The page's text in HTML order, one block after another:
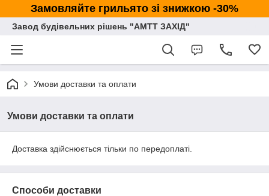
Замовляйте грильято зі знижкою -30%
Завод будівельних рішень "АМТТ ЗАХІД"
Умови доставки та оплати
Умови доставки та оплати
Доставка здійснюється тільки по передоплаті.
Способи доставки